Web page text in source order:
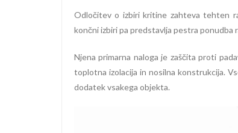
Odločitev o izbiri kritine zahteva tehten
končni izbiri pa predstavlja pestra ponudba
Njena primarna naloga je zaščita proti
toplotna izolacija in nosilna konstrukcija.
dodatek vsakega objekta.